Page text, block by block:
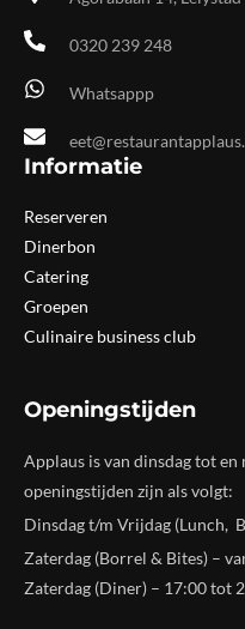
0320 239 248
Whatsappp
Informatie
Reserveren
Dinerbon
Catering
Groepen
Culinaire business club
Openingstijden
Applaus is van dinsdag tot en
openingstijden zijn als volgt:
Dinsdag t/m Vrijdag (Lunch,
Zaterdag (Borrel & Bites) –
Zaterdag (Diner) – 17:00 tot